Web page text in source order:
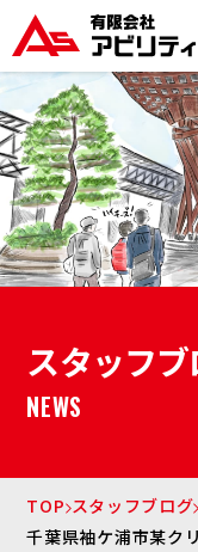
スタッフ
NEWS
TOP スタッフブログ
千葉県袖ケ浦市某ク